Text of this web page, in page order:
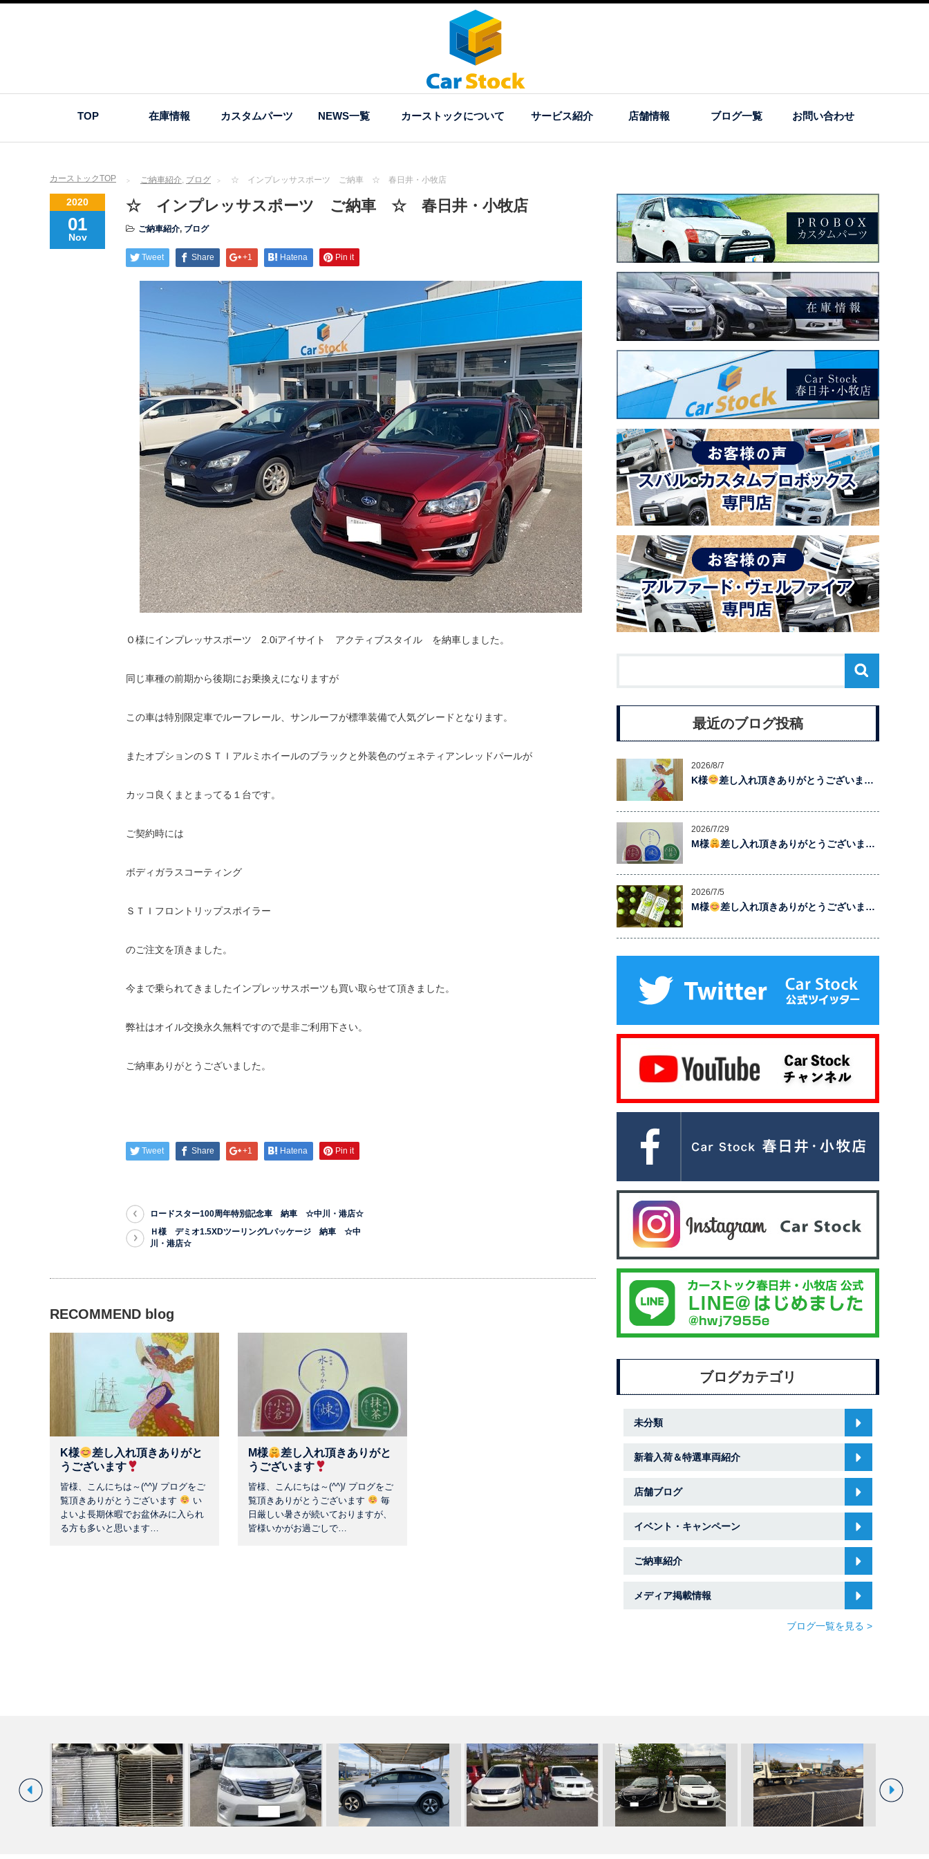
TOP 在庫情報 カスタムパーツ NEWS一覧 カーストックについて サービス紹介 店舗情報 ブログ一覧 お問い合わせ
カーストックTOP ご納車紹介, ブログ ☆ インプレッサスポーツ ご納車 ☆ 春日井・小牧店
2020
01
Nov
☆ インプレッサスポーツ ご納車 ☆ 春日井・小牧店
ご納車紹介, ブログ
Tweet Share +1 Hatena Pin it
Ｏ様にインプレッサスポーツ 2.0iアイサイト アクティブスタイル を納車しました。
同じ車種の前期から後期にお乗換えになりますが
この車は特別限定車でルーフレール、サンルーフが標準装備で人気グレードとなります。
またオプションのＳＴＩアルミホイールのブラックと外装色のヴェネティアンレッドパールが
カッコ良くまとまってる１台です。
ご契約時には
ボディガラスコーティング
ＳＴＩフロントリップスポイラー
のご注文を頂きました。
今まで乗られてきましたインプレッサスポーツも買い取らせて頂きました。
弊社はオイル交換永久無料ですので是非ご利用下さい。
ご納車ありがとうございました。
Tweet Share +1 Hatena Pin it
ロードスター100周年特別記念車 納車 ☆中川・港店☆
Ｈ様 デミオ1.5XDツーリングLパッケージ 納車 ☆中
川・港店☆
RECOMMEND blog
K様
差し入れ頂きありがと
うございます
皆様、こんにちは～(^^)/ プログをご
覧頂きありがとうございます
い
よいよ長期休暇でお盆休みに入られ
る方も多いと思います…
M様
差し入れ頂きありがと
うございます
皆様、こんにちは～(^^)/ プログをご
覧頂きありがとうございます
毎
日厳しい暑さが続いておりますが、
皆様いかがお過ごしで…
最近のブログ投稿
2026/8/7
K様 差し入れ頂きありがとうございま…
2026/7/29
M様 差し入れ頂きありがとうございま…
2026/7/5
M様 差し入れ頂きありがとうございま…
ブログカテゴリ
未分類
新着入荷＆特選車両紹介
店舗ブログ
イベント・キャンペーン
ご納車紹介
メディア掲載情報
ブログ一覧を見る >